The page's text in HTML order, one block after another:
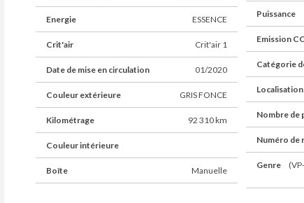
Energie ESSENCE
Crit'air Crit'air 1
Date de mise en circulation 01/2020
Couleur extérieure GRIS FONCE
Kilométrage 92 310 km
Couleur intérieure
Boîte Manuelle
Puissance
Emission
Catégorie
Localisation
Nombre de
Numéro de
Genre